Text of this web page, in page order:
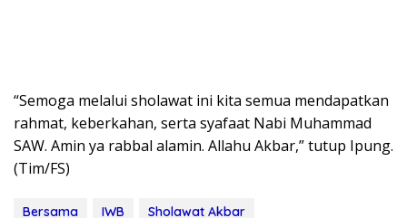
“Semoga melalui sholawat ini kita semua mendapatkan
rahmat, keberkahan, serta syafaat Nabi Muhammad
SAW. Amin ya rabbal alamin. Allahu Akbar,” tutup Ipung.
(Tim/FS)
Bersama IWB
Sholawat Akbar